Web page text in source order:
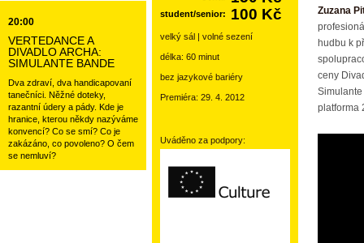
20:00
VERTEDANCE A
DIVADLO ARCHA:
SIMULANTE BANDE
Dva zdraví, dva handicapovaní
tanečníci. Něžné doteky,
razantní údery a pády. Kde je
hranice, kterou někdy nazýváme
konvencí? Co se smí? Co je
zakázáno, co povoleno? O čem
se nemluví?
Zuzana
hudbu k
ceny
platforma
student/senior: 100 Kč
velký sál | volné sezení
délka: 60 minut
bez jazykové bariéry
Premiéra: 29. 4. 2012
Uváděno za podpory: